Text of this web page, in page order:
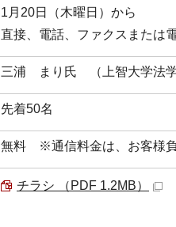
1月20日（木曜日）から
直接、電話、ファクスまたは
三浦 まり氏 （上智大学法学
先着50名
無料 ※通信料金は、お客様負
チラシ （PDF 1.2MB）